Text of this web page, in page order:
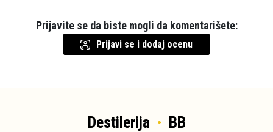
Prijavite se da biste mogli da komentarišete:
Prijavi se i dodaj ocenu
Destilerija BB